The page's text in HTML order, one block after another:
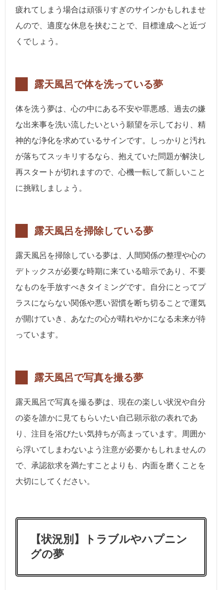
疲れてしまう場合は頑張りすぎのサインかもしれませ
んので、適度な休息を挟むことで、目標達成へと近づ
くでしょう。
露天風呂で体を洗っている夢
体を洗う夢は、心の中にある不安や罪悪感、過去の嫌
な出来事を洗い流したいという願望を示しており、精
神的な浄化を求めているサインです。しっかりと汚れ
が落ちてスッキリするなら、抱えていた問題が解決し
再スタートが切れますので、心機一転して新しいこと
に挑戦しましょう。
露天風呂を掃除している夢
露天風呂を掃除している夢は、人間関係の整理や心の
デトックスが必要な時期に来ている暗示であり、不要
なものを手放すべきタイミングです。自分にとってプ
ラスにならない関係や悪い習慣を断ち切ることで運気
が開けていき、あなたの心が晴れやかになる未来が待
っています。
露天風呂で写真を撮る夢
露天風呂で写真を撮る夢は、現在の楽しい状況や自分
の姿を誰かに見てもらいたい自己顕示欲の表れであ
り、注目を浴びたい気持ちが高まっています。周囲か
ら浮いてしまわないよう注意が必要かもしれませんの
で、承認欲求を満たすことよりも、内面を磨くことを
大切にしてください。
【状況別】トラブルやハプニン
グの夢